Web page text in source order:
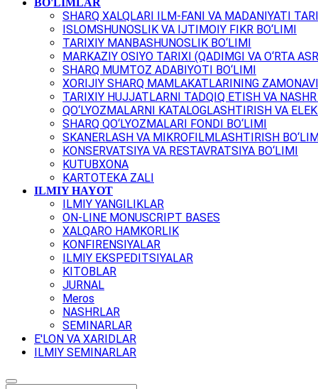
BO'LIMLAR
SHARQ XALQLARI ILM-FANI VA MADANIYATI
ISLOMSHUNOSLIK VA IJTIMOIY FIKR BO‘LIMI
TARIXIY MANBASHUNOSLIK BO‘LIMI
MARKAZIY OSIYO TARIXI (QADIMGI VA O‘RTA
SHARQ MUMTOZ ADABIYOTI BO‘LIMI
XORIJIY SHARQ MAMLAKATLARINING
TARIXIY HUJJATLARNI TADQIQ ETISH VA
QO‘LYOZMALARNI KATALOGLASHTIRISH VA
SHARQ QO‘LYOZMALARI FONDI BO‘LIMI
SKANERLASH VA MIKROFILMLASHTIRISH
KONSERVATSIYA VA RESTAVRATSIYA BO‘LIMI
KUTUBXONA
KARTOTEKA ZALI
ILMIY HAYOT
ILMIY YANGILIKLAR
ON-LINE MONUSCRIPT BASES
XALQARO HAMKORLIK
KONFIRENSIYALAR
ILMIY EKSPEDITSIYALAR
KITOBLAR
JURNAL
Meros
NASHRLAR
SEMINARLAR
E'LON VA XARIDLAR
ILMIY SEMINARLAR